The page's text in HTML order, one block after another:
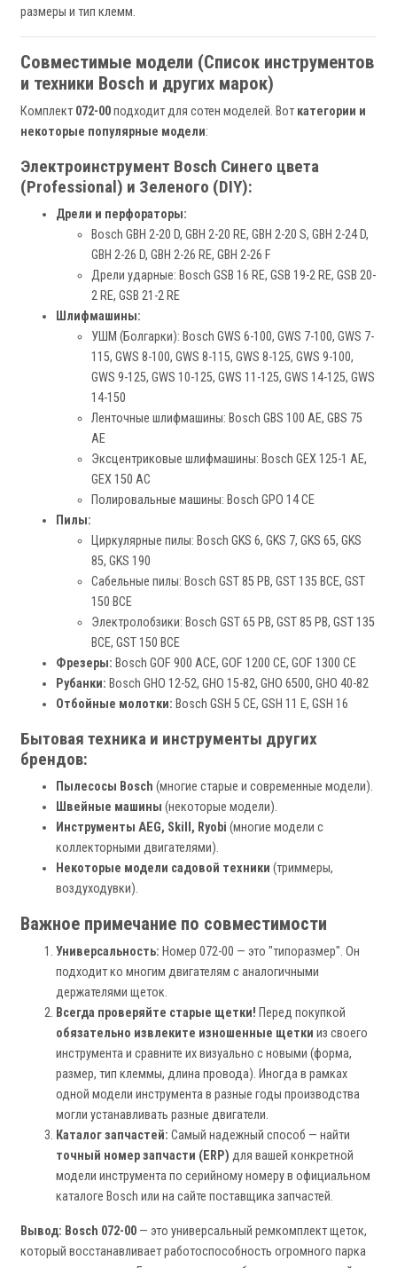
размеры и тип клемм.
Совместимые модели (Список инструментов
и техники Bosch и других марок)
Комплект 072-00подходит для сотен моделей. Вот категории и
некоторые популярные модели:
Электроинструмент Bosch Синего цвета
(Professional) и Зеленого (DIY):
Дрели и перфораторы:
Bosch GBH 2-20 D, GBH 2-20 RE, GBH 2-20 S, GBH 2-24 D,
GBH 2-26 D, GBH 2-26 RE, GBH 2-26 F
Дрели ударные: Bosch GSB 16 RE, GSB 19-2 RE, GSB 20-
2 RE, GSB 21-2 RE
Шлифмашины:
УШМ (Болгарки): Bosch GWS 6-100, GWS 7-100, GWS 7-
115, GWS 8-100, GWS 8-115, GWS 8-125, GWS 9-100,
GWS 9-125, GWS 10-125, GWS 11-125, GWS 14-125, GWS
14-150
Ленточные шлифмашины: Bosch GBS 100 AE, GBS 75
AE
Эксцентриковые шлифмашины: Bosch GEX 125-1 AE,
GEX 150 AC
Полировальные машины: Bosch GPO 14 CE
Пилы:
Циркулярные пилы: Bosch GKS 6, GKS 7, GKS 65, GKS
85, GKS 190
Сабельные пилы: Bosch GST 85 PB, GST 135 BCE, GST
150 BCE
Электролобзики: Bosch GST 65 PB, GST 85 PB, GST 135
BCE, GST 150 BCE
Фрезеры: Bosch GOF 900 ACE, GOF 1200 CE, GOF 1300 CE
Рубанки: Bosch GHO 12-52, GHO 15-82, GHO 6500, GHO 40-82
Отбойные молотки: Bosch GSH 5 CE, GSH 11 E, GSH 16
Бытовая техника и инструменты других
брендов:
Пылесосы Bosch (многие старые и современные модели).
Швейные машины (некоторые модели).
Инструменты AEG, Skill, Ryobi (многие модели с
коллекторными двигателями).
Некоторые модели садовой техники (триммеры,
воздуходувки).
Важное примечание по совместимости
Универсальность: Номер 072-00 — это "типоразмер". Он
подходит ко многим двигателям с аналогичными
держателями щеток.
Всегда проверяйте старые щетки! Перед покупкой
обязательно извлеките изношенные щетки из своего
инструмента и сравните их визуально с новыми (форма,
размер, тип клеммы, длина провода). Иногда в рамках
одной модели инструмента в разные годы производства
могли устанавливать разные двигатели.
Каталог запчастей: Самый надежный способ — найти
точный номер запчасти (ERP) для вашей конкретной
модели инструмента по серийному номеру в официальном
каталоге Bosch или на сайте поставщика запчастей.
Вывод: Bosch 072-00 — это универсальный ремкомплект щеток,
который восстанавливает работоспособность огромного парка